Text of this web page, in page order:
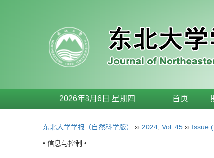
2026年8月6日 星期四 首页
东北大学学报（自然科学版） ›› 2024 Vol. 45 ›› Issue
• 信息与控制 •